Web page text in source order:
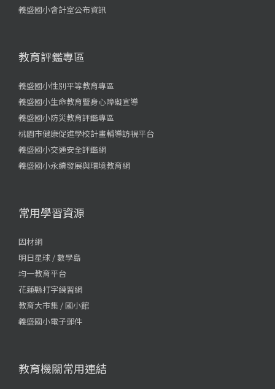
義盛國小會計室公布資訊
教育評鑑專區
義盛國小性別平等教育專區
義盛國小生命教育暨身心障礙宣導
義盛國小防災教育評鑑專區
桃園市健康促進學校計畫輔導訪視平台
義盛國小交通安全評鑑網
義盛國小永續發展與環境教育網
常用學習資源
因材網
明日星球 / 數學島
均一教育平台
花蓮縣打字練習網
教育大市集 / 國小館
義盛國小電子郵件
教育機關常用連結